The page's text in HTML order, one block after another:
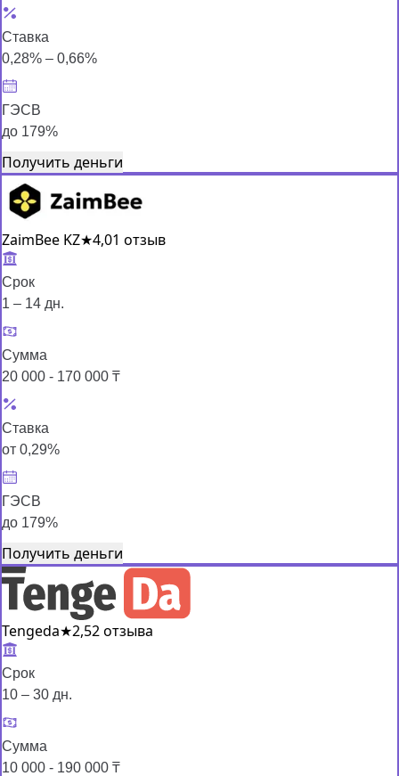
Ставка
0,28% – 0,66%
ГЭСВ
до 179%
Получить деньги
ZaimBee KZ★4,01 отзыв
Срок
1 – 14 дн.
Сумма
20 000 - 170 000 ₸
Ставка
от 0,29%
ГЭСВ
до 179%
Получить деньги
Tengeda★2,52 отзыва
Срок
10 – 30 дн.
Сумма
10 000 - 190 000 ₸